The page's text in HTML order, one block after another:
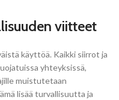
viitteet
käyttöä. Kaikki siirrot ja
yhteyksissä,
muistutetaan
lisää turvallisuutta ja